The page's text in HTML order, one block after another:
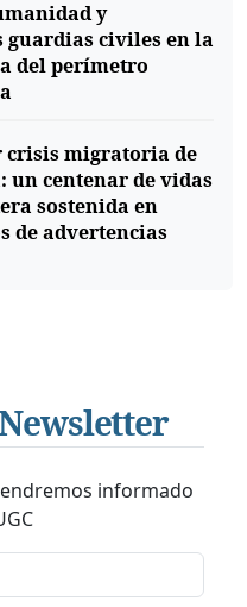
y
civiles en la
del perímetro
crisis migratoria de
un centenar de vidas
sostenida en
de advertencias
informado